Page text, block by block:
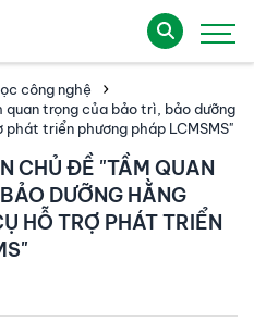
công nghệ
trọng của bảo trì, bảo dưỡng
triển phương pháp LCMSMS"
CHỦ ĐỀ "TẦM QUAN
DƯỠNG HẰNG
HỖ TRỢ PHÁT TRIỂN